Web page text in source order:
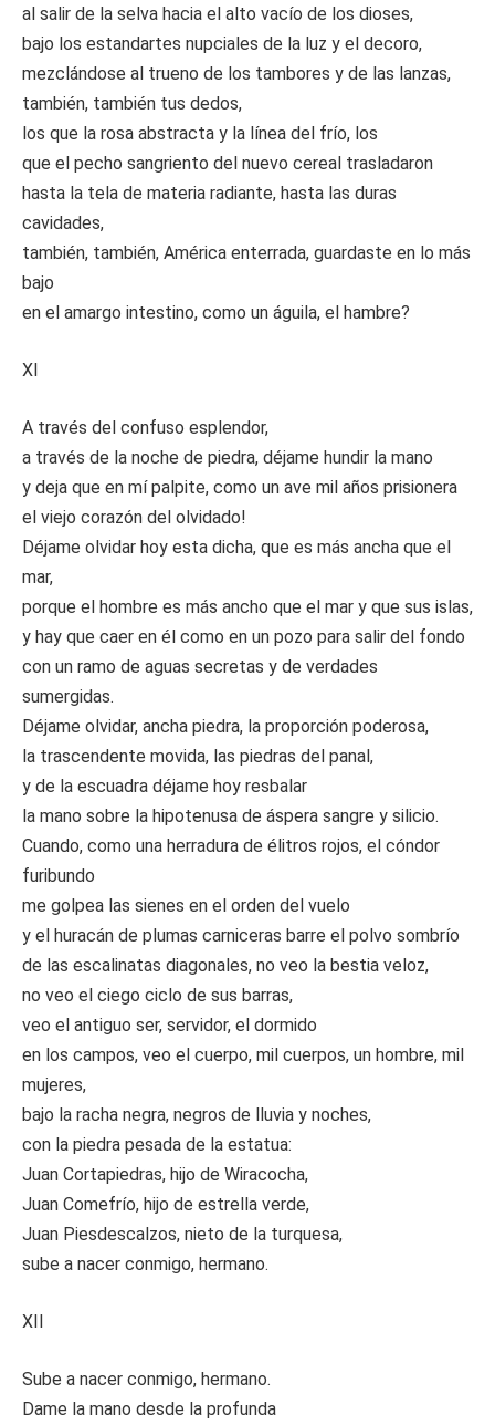
al salir de la selva hacia el alto vacío de los dioses,
bajo los estandartes nupciales de la luz y el decoro,
mezclándose al trueno de los tambores y de las lanzas,
también, también tus dedos,
los que la rosa abstracta y la línea del frío, los
que el pecho sangriento del nuevo cereal trasladaron
hasta la tela de materia radiante, hasta las duras
cavidades,
también, también, América enterrada, guardaste en lo más
bajo
en el amargo intestino, como un águila, el hambre?
XI
A través del confuso esplendor,
a través de la noche de piedra, déjame hundir la mano
y deja que en mí palpite, como un ave mil años prisionera
el viejo corazón del olvidado!
Déjame olvidar hoy esta dicha, que es más ancha que el
mar,
porque el hombre es más ancho que el mar y que sus islas,
y hay que caer en él como en un pozo para salir del fondo
con un ramo de aguas secretas y de verdades
sumergidas.
Déjame olvidar, ancha piedra, la proporción poderosa,
la trascendente movida, las piedras del panal,
y de la escuadra déjame hoy resbalar
la mano sobre la hipotenusa de áspera sangre y silicio.
Cuando, como una herradura de élitros rojos, el cóndor
furibundo
me golpea las sienes en el orden del vuelo
y el huracán de plumas carniceras barre el polvo sombrío
de las escalinatas diagonales, no veo la bestia veloz,
no veo el ciego ciclo de sus barras,
veo el antiguo ser, servidor, el dormido
en los campos, veo el cuerpo, mil cuerpos, un hombre, mil
mujeres,
bajo la racha negra, negros de lluvia y noches,
con la piedra pesada de la estatua:
Juan Cortapiedras, hijo de Wiracocha,
Juan Comefrío, hijo de estrella verde,
Juan Piesdescalzos, nieto de la turquesa,
sube a nacer conmigo, hermano.
XII
Sube a nacer conmigo, hermano.
Dame la mano desde la profunda